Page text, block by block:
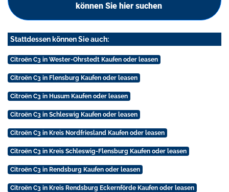
können Sie hier suchen
Stattdessen können Sie auch:
Citroën C3 in Wester-Ohrstedt Kaufen oder leasen
Citroën C3 in Flensburg Kaufen oder leasen
Citroën C3 in Husum Kaufen oder leasen
Citroën C3 in Schleswig Kaufen oder leasen
Citroën C3 in Kreis Nordfriesland Kaufen oder leasen
Citroën C3 in Kreis Schleswig-Flensburg Kaufen oder leasen
Citroën C3 in Rendsburg Kaufen oder leasen
Citroën C3 in Kreis Rendsburg Eckernförde Kaufen oder leasen